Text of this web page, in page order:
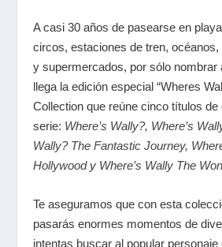
A casi 30 años de pasearse en
circos, estaciones de tren,
y supermercados, por sólo nombrar
llega la edición especial “Wheres
Collection que reúne cinco títulos de
serie: Where’s Wally?, Where’s
Wally? The Fantastic Journey,
Hollywoody Where’s Wally The
Te aseguramos que con esta
pasarás enormes momentos de
intentas buscar al popular